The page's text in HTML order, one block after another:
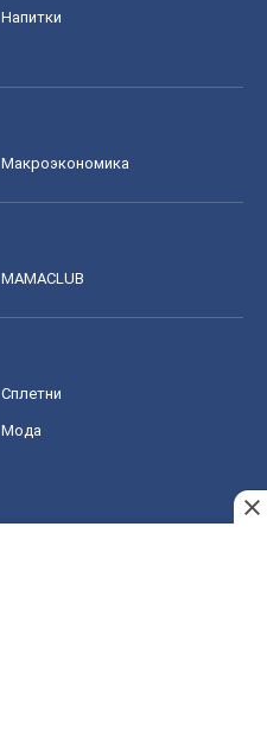
Напитки
Mакроэкономика
MAMACLUB
Сплетни
Мода